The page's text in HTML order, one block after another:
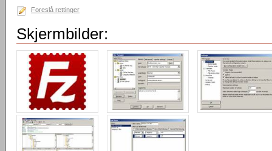
Foreslå rettinger
Skjermbilder: